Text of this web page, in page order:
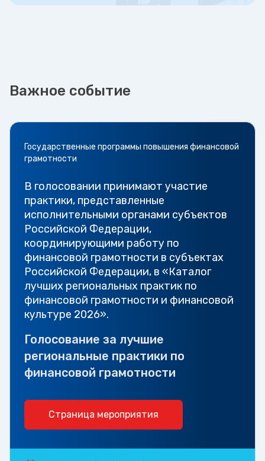
Важное событие
Государственные программы повышения финансовой
грамотности
В голосовании принимают участие
практики, представленные
исполнительными органами субъектов
Российской Федерации,
координирующими работу по
финансовой грамотности в субъектах
Российской Федерации, в «Каталог
лучших региональных практик по
финансовой грамотности и финансовой
культуре 2026».
Голосование за лучшие
региональные практики по
финансовой грамотности
Страница мероприятия